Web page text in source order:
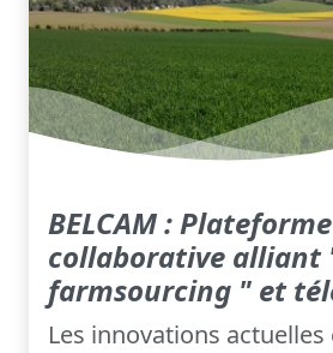
BELCAM :
collaborative alliant
farmsourcing " et
Les innovations actuelles